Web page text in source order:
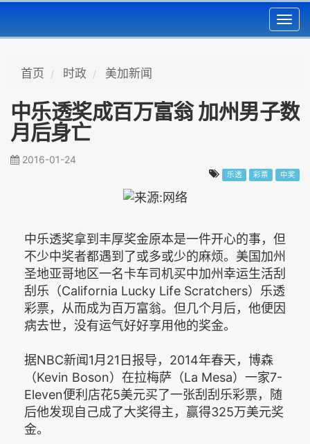
首页 时政 美加新闻
中乐透奖成百万富翁 加州男子数
月后身亡
2016-01-24
乐透 彩票 中奖
中乐透奖拿到丰厚奖金原本是一件开心的事，但
不少中奖者都遇到了或多或少的麻烦。美国加州
圣地亚哥地区一名卡车司机买中加州幸运生活刮
刮乐（California Lucky Life Scratchers）乐透
彩票，从而成为百万富翁。但几个月后，他便因
病去世，没有运气好好享用他的奖金。
据NBC新闻1月21日报导，2014年春天，博森
（Kevin Boson）在拉梅萨（La Mesa）一家7-
Eleven便利店花5美元买了一张刮刮乐彩票，随
后他发现自己成了大奖得主，赢得325万美元奖
金。